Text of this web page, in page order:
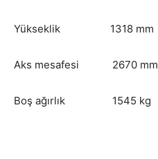
Yükseklik 1318 mm
Aks mesafesi 2670 mm
Boş ağırlık 1545 kg